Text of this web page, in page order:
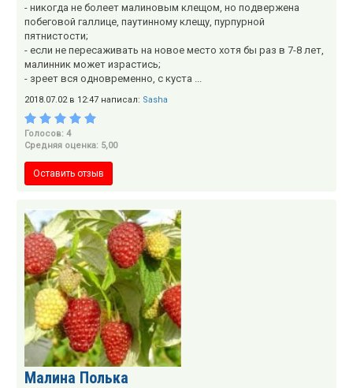
- никогда не болеет малиновым клещом, но подвержена
побеговой галлице, паутинному клещу, пурпурной
пятнистости;
- если не пересаживать на новое место хотя бы раз в 7-8 лет,
малинник может израстись;
- зреет вся одновременно, с куста ...
2018.07.02 в 12:47 написал: Sasha
Голосов: 4
Средняя оценка: 5,00
Оставить отзыв
Малина Полька